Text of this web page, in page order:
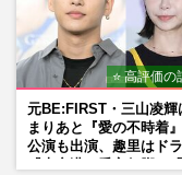
⭐ 高評価の
元BE:FIRST・三山凌輝
まりあと『愛の不時着
公演も出演、趣里はド